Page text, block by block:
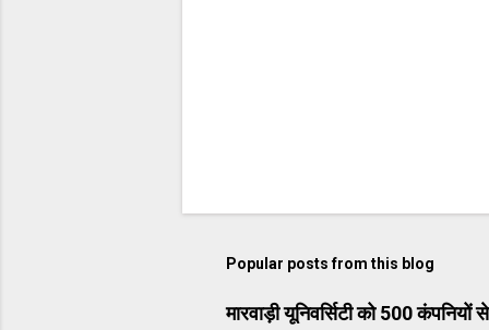
Popular posts from this blog
मारवाड़ी यूनिवर्सिटी को 500